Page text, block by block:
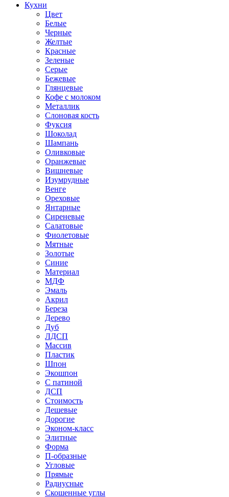
Кухни
Цвет
Белые
Черные
Желтые
Красные
Зеленые
Серые
Бежевые
Глянцевые
Кофе с молоком
Металлик
Слоновая кость
Фуксия
Шоколад
Шампань
Оливковые
Оранжевые
Вишневые
Изумрудные
Венге
Ореховые
Янтарные
Сиреневые
Салатовые
Фиолетовые
Мятные
Золотые
Синие
Материал
МДФ
Эмаль
Акрил
Береза
Дерево
Дуб
ЛДСП
Массив
Пластик
Шпон
Экошпон
С патиной
ДСП
Стоимость
Дешевые
Дорогие
Эконом-класс
Элитные
Форма
П-образные
Угловые
Прямые
Радиусные
Скошенные углы